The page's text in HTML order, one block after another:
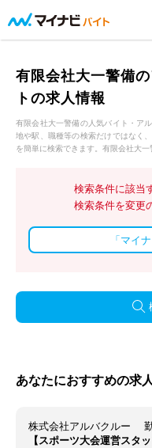
有限会社大一警備
トの求人情報
有限会社大一警備の人気バイト・ア
地や駅、職種等の検索だけではなく
を簡単に検索できます。有限会社大
検索条件に該当
検索条件を変更
「マイ
あなたにおすすめの求人
株式会社アルバクルー
【スポーツ大会運営スタ